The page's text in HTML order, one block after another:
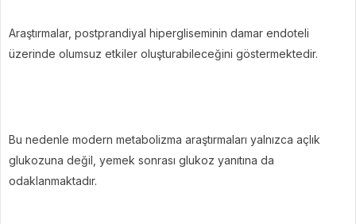
Araştırmalar, postprandiyal hipergliseminin damar endoteli
üzerinde olumsuz etkiler oluşturabileceğini göstermektedir.
Bu nedenle modern metabolizma araştırmaları yalnızca açlık
glukozuna değil, yemek sonrası glukoz yanıtına da
odaklanmaktadır.